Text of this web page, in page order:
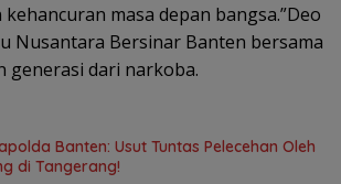
masa depan bangsa.”Deo
Nusantara Bersinar Banten bersama
generasi dari narkoba.
Banten: Usut Tuntas Pelecehan Oleh
di Tangerang!